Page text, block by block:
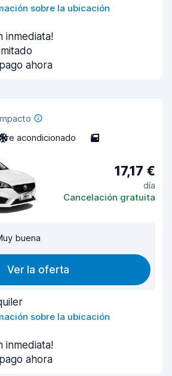
sobre la ubicación
inmediata!
ahora
acondicionado 5
17,17 €
día
Cancelación gratuita
buena
Ver la oferta
sobre la ubicación
inmediata!
ahora